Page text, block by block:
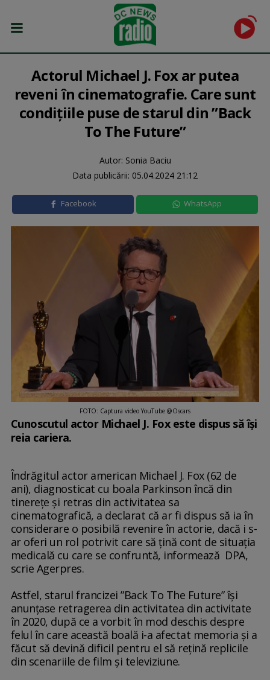
Actorul Michael J. Fox ar putea
reveni în cinematografie. Care sunt
condițiile puse de starul din ”Back
To The Future”
Autor: Sonia Baciu
Data publicării: 05.04.2024 21:12
Facebook WhatsApp
FOTO: Captura video YouTube @Oscars
Cunoscutul actor Michael J. Fox este dispus să își
reia cariera.
Îndrăgitul actor american Michael J. Fox (62 de
ani), diagnosticat cu boala Parkinson încă din
tinerețe și retras din activitatea sa
cinematografică, a declarat că ar fi dispus să ia în
considerare o posibilă revenire în actorie, dacă i s-
ar oferi un rol potrivit care să țină cont de situația
medicală cu care se confruntă, informează DPA,
scrie Agerpres.
Astfel, starul francizei ”Back To The Future” își
anunțase retragerea din activitatea din activitate
în 2020, după ce a vorbit în mod deschis despre
felul în care această boală i-a afectat memoria și a
făcut să devină dificil pentru el să rețină replicile
din scenariile de film și televiziune.